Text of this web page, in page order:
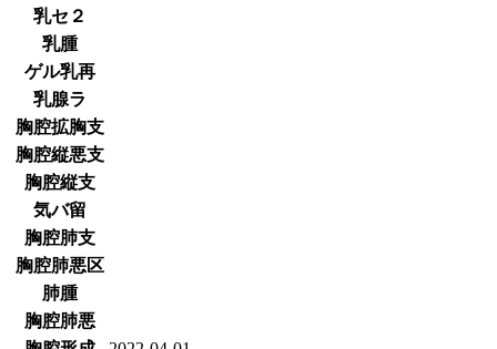
乳セ２
乳腫
ゲル乳再
乳腺ラ
胸腔拡胸支
胸腔縦悪支
胸腔縦支
気バ留
胸腔肺支
胸腔肺悪区
肺腫
胸腔肺悪